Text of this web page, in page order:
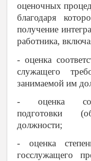
оценочных
благодаря
получение
работника,
- оценка
служащего
занимаемой им
- оценка
подготовки
должности;
- оценка
госслужащего